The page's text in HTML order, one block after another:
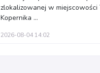
zlokalizowanej w miejscowości
Kopernika ...
2026-08-04 14:02